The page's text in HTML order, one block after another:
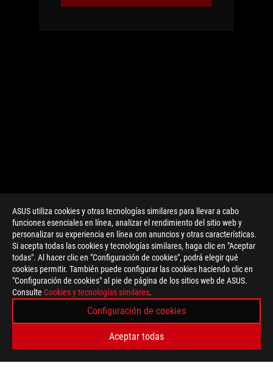
ASUS utiliza cookies y otras tecnologías similares para llevar a cabo
funciones esenciales en línea, analizar el rendimiento del sitio web y
personalizar su experiencia en línea con anuncios y otras características.
Si acepta todas las cookies y tecnologías similares, haga clic en "Aceptar
todas". Al hacer clic en "Configuración de cookies", podrá elegir qué
cookies permitir. También puede configurar las cookies haciendo clic en
"Configuración de cookies" al pie de página de los sitios web de ASUS.
Consulte Cookies y tecnologías similares.
Configuración de cookies
Aceptar todas
> GAMING ROG VIP
TIPO DE PAGO ADMITIDO
OBTÉN LAS ÚLTIMAS OFERTAS Y MÁS
REGISTRARSE